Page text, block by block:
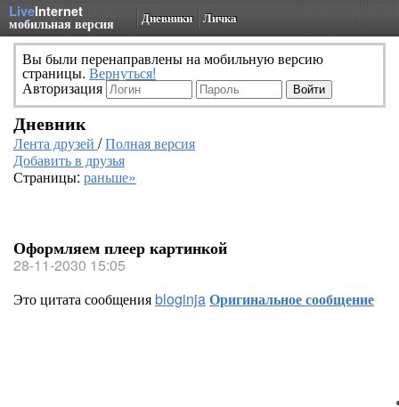
LiveInternet
мобильная версия Дневники Личка
Вы были перенаправлены на мобильную версию
страницы. Вернуться!
Авторизация
Дневник
Лента друзей /Полная версия
Добавить в друзья
Страницы: раньше»
Оформляем плеер картинкой
28-11-2030 15:05
Это цитата сообщенияbloginjaОригинальное сообщение